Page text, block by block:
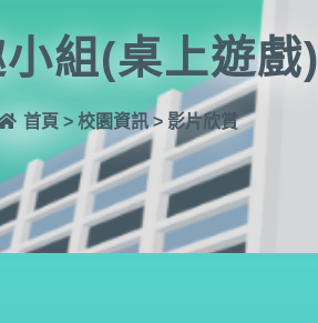
組(桌上遊戲)
首頁 > 校園資訊 > 影片欣賞